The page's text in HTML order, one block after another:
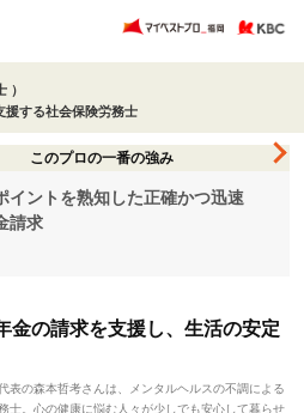
）
援する社会保険労務士
このプロの一番の強み
イントを熟知した正確かつ迅速
請求
金の請求を支援し、生活の安定
の森本哲考さんは、メンタルヘルスの不調による
士。心の健康に悩む人々が少しでも安心して暮らせ